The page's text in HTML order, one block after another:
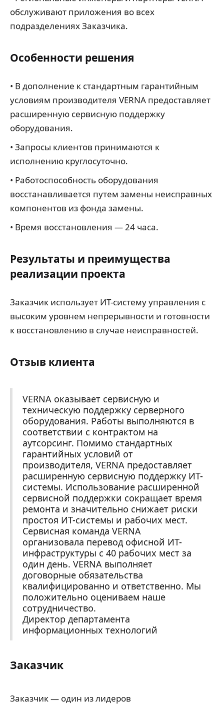
обслуживают приложения во всех
подразделениях Заказчика.
Особенности решения
• В дополнение к стандартным гарантийным
условиям производителя VERNA предоставляет
расширенную сервисную поддержку
оборудования.
• Запросы клиентов принимаются к
исполнению круглосуточно.
• Работоспособность оборудования
восстанавливается путем замены неисправных
компонентов из фонда замены.
• Время восстановления — 24 часа.
Результаты и преимущества
реализации проекта
Заказчик использует ИТ-систему управления с
высоким уровнем непрерывности и готовности
к восстановлению в случае неисправностей.
Отзыв клиента
VERNA оказывает сервисную и
техническую поддержку серверного
оборудования. Работы выполняются в
соответствии с контрактом на
аутсорсинг. Помимо стандартных
гарантийных условий от
производителя, VERNA предоставляет
расширенную сервисную поддержку ИТ-
системы. Использование расширенной
сервисной поддержки сокращает время
ремонта и значительно снижает риски
простоя ИТ-системы и рабочих мест.
Сервисная команда VERNA
организовала перевод офисной ИТ-
инфраструктуры с 40 рабочих мест за
один день. VERNA выполняет
договорные обязательства
квалифицированно и ответственно. Мы
положительно оцениваем наше
сотрудничество.
Директор департамента
информационных технологий
Заказчик
Заказчик — один из лидеров